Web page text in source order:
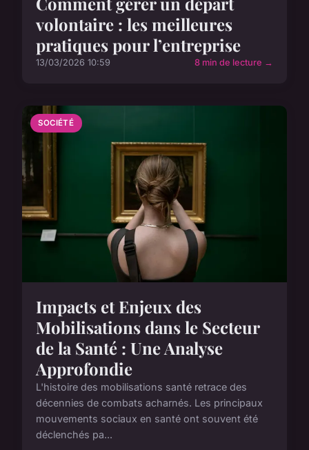
volontaire : les meilleures
pratiques pour l’entreprise
13/03/2026 10:59 8 min de lecture →
SOCIÉTÉ
Impacts et Enjeux des
Mobilisations dans le Secteur
de la Santé : Une Analyse
Approfondie
L'histoire des mobilisations santé retrace des
décennies de combats acharnés. Les principaux
mouvements sociaux en santé ont souvent été
déclenchés pa...